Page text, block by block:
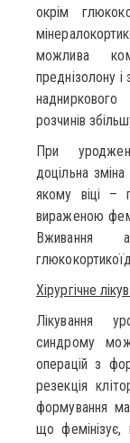
окрім
можлива
преднізолону і
розчинів
При
доцільна
якому віці –
вираженою
Вживання
Хірургічне
Лікування
синдрому
операцій з
резекція
формування
що фемінізує,